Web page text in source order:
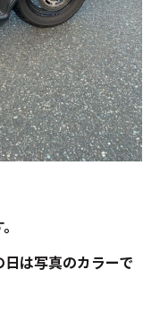
は写真のカラーで